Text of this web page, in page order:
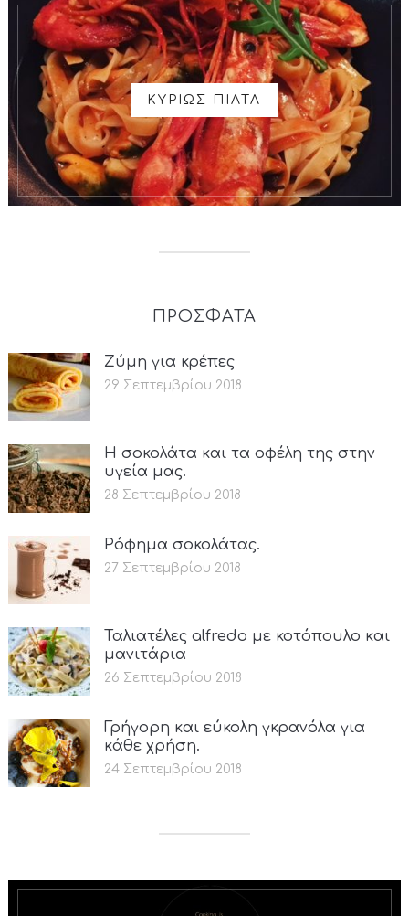
ΚΥΡΙΩΣ ΠΙΑΤΑ
ΠΡΟΣΦΑΤΑ
Ζύμη για κρέπες
29 Σεπτεμβρίου 2018
Η σοκολάτα και τα οφέλη της στην
υγεία μας.
28 Σεπτεμβρίου 2018
Ρόφημα σοκολάτας.
27 Σεπτεμβρίου 2018
Ταλιατέλες alfredo με κοτόπουλο και
μανιτάρια
26 Σεπτεμβρίου 2018
Γρήγορη και εύκολη γκρανόλα για
κάθε χρήση.
24 Σεπτεμβρίου 2018